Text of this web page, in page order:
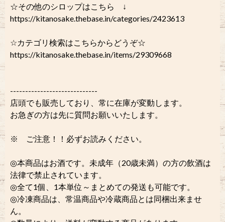
☆その他のシロップはこちら ↓
https://kitanosake.thebase.in/categories/2423613
☆カテゴリ検索はこちらからどうぞ☆
https://kitanosake.thebase.in/items/29309668
-----------------------------
店頭でも販売しており、常に在庫が変動します。
お急ぎの方は先に質問お願いいたします。
※ ご注意！！必ずお読みください。
◎本商品はお酒です。未成年（20歳未満）の方の飲酒は
法律で禁止されています。
◎全て1個、1本単位～まとめての発送も可能です。
◎冷凍商品は、常温商品や冷蔵商品とは同梱出来ませ
ん。